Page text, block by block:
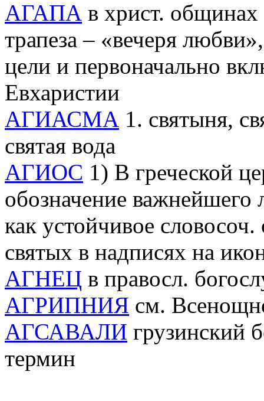
АГАПА в христ. общинах
трапеза – «вечеря
цели и первоначально
Евхаристии
АГИАСМА 1. святыня,
святая вода
АГИОС 1) В греческой
обозначение важнейшего
как устойчивое
святых в надписях на
АГНЕЦ в правосл.
АГРИПНИЯ см.
АГСАВАЛИ грузинский
термин